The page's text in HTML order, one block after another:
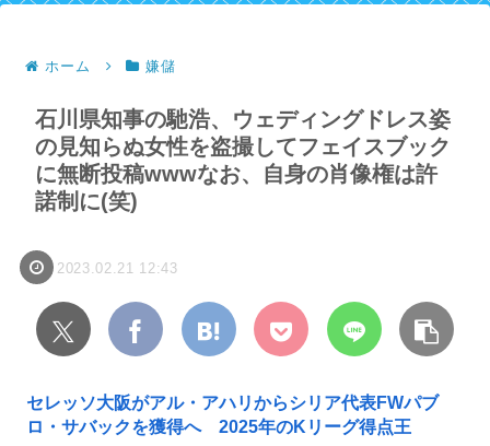
ホーム 嫌儲
石川県知事の馳浩、ウェディングドレス姿
の見知らぬ女性を盗撮してフェイスブック
に無断投稿wwwなお、自身の肖像権は許
諾制に(笑)
2023.02.21 12:43
セレッソ大阪がアル・アハリからシリア代表FWパブ
ロ・サバックを獲得へ 2025年のKリーグ得点王